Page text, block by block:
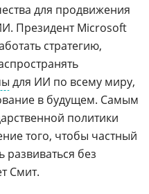
для продвижения
Президент Microsoft
стратегию,
для ИИ по всему миру,
в будущем. Самым
политики
того, чтобы частный
без
Смит.